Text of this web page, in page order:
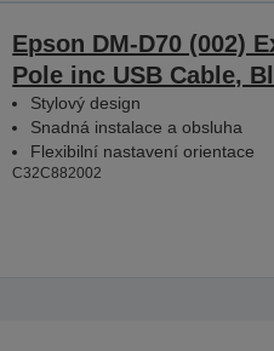
Epson DM-D70 (002)
Pole inc USB Cable,
Stylový design
Snadná instalace a obsluha
Flexibilní nastavení orientace
C32C882002